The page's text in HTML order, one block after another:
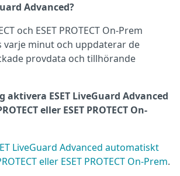
Advanced?
och ESET PROTECT On-Prem
varje minut och uppdaterar de
provdata och tillhörande
aktivera ESET LiveGuard Advanced
eller ESET PROTECT On-
LiveGuard Advanced automatiskt
eller ESET PROTECT On-Prem.